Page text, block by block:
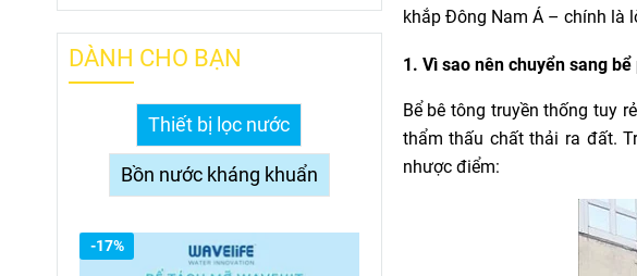
khắp Đông Nam Á – chính là
1. Vì sao nên chuyển sang
Bể bê tông truyền thống tuy
thẩm thấu chất thải ra đất.
nhược điểm:
DÀNH CHO BẠN
Thiết bị lọc nước
Bồn nước kháng khuẩn
-17%